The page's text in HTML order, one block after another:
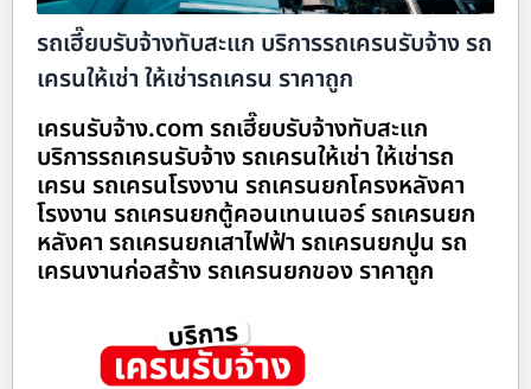
รถเฮี๊ยบรับจ้างทับสะแก บริการรถเครนรับจ้าง รถ
เครนให้เช่า ให้เช่ารถเครน ราคาถูก
เครนรับจ้าง.com รถเฮี๊ยบรับจ้างทับสะแก
บริการรถเครนรับจ้าง รถเครนให้เช่า ให้เช่ารถ
เครน รถเครนโรงงาน รถเครนยกโครงหลังคา
โรงงาน รถเครนยกตู้คอนเทนเนอร์ รถเครนยก
หลังคา รถเครนยกเสาไฟฟ้า รถเครนยกปูน รถ
เครนงานก่อสร้าง รถเครนยกของ ราคาถูก